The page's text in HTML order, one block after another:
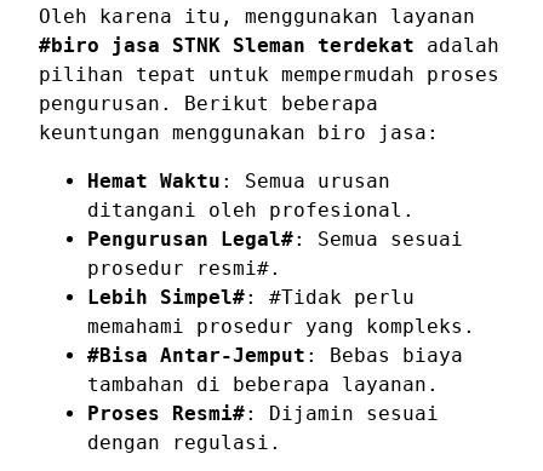
Oleh karena itu, menggunakan layanan
#biro jasa STNK Sleman terdekat adalah
pilihan tepat untuk mempermudah proses
pengurusan. Berikut beberapa
keuntungan menggunakan biro jasa:
Hemat Waktu : Semua urusan
ditangani oleh profesional.
Pengurusan Legal#: Semua sesuai
prosedur resmi#.
Lebih Simpel#: #Tidak perlu
memahami prosedur yang kompleks.
#Bisa Antar-Jemput : Bebas biaya
tambahan di beberapa layanan.
Proses Resmi#: Dijamin sesuai
dengan regulasi.